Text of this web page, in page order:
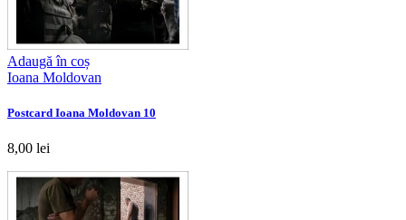
Adaugă în coș
Ioana Moldovan
Postcard Ioana Moldovan 10
8,00 lei